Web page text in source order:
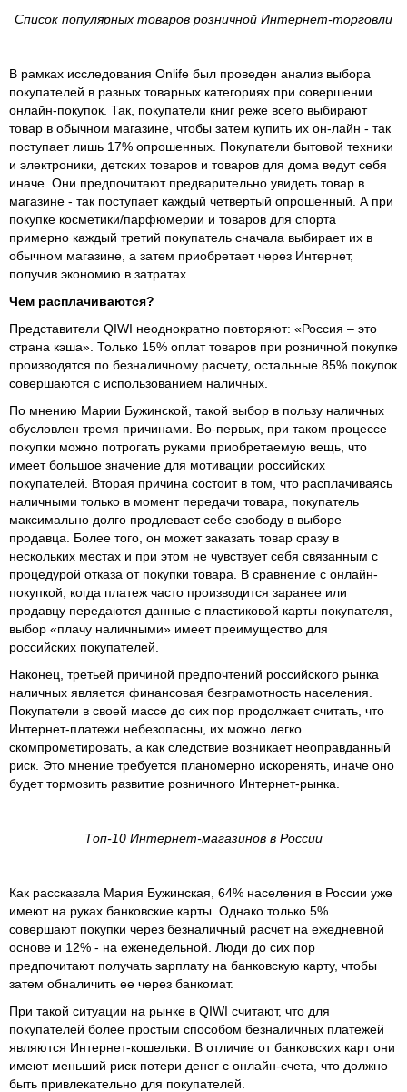
Список популярных товаров розничной Интернет-торговли
В рамках исследования Onlife был проведен анализ выбора
покупателей в разных товарных категориях при совершении
онлайн-покупок. Так, покупатели книг реже всего выбирают
товар в обычном магазине, чтобы затем купить их он-лайн - так
поступает лишь 17% опрошенных. Покупатели бытовой техники
и электроники, детских товаров и товаров для дома ведут себя
иначе. Они предпочитают предварительно увидеть товар в
магазине - так поступает каждый четвертый опрошенный. А при
покупке косметики/парфюмерии и товаров для спорта
примерно каждый третий покупатель сначала выбирает их в
обычном магазине, а затем приобретает через Интернет,
получив экономию в затратах.
Чем расплачиваются?
Представители QIWI неоднократно повторяют: «Россия – это
страна кэша». Только 15% оплат товаров при розничной покупке
производятся по безналичному расчету, остальные 85% покупок
совершаются с использованием наличных.
По мнению Марии Бужинской, такой выбор в пользу наличных
обусловлен тремя причинами. Во-первых, при таком процессе
покупки можно потрогать руками приобретаемую вещь, что
имеет большое значение для мотивации российских
покупателей. Вторая причина состоит в том, что расплачиваясь
наличными только в момент передачи товара, покупатель
максимально долго продлевает себе свободу в выборе
продавца. Более того, он может заказать товар сразу в
нескольких местах и при этом не чувствует себя связанным с
процедурой отказа от покупки товара. В сравнение с онлайн-
покупкой, когда платеж часто производится заранее или
продавцу передаются данные с пластиковой карты покупателя,
выбор «плачу наличными» имеет преимущество для
российских покупателей.
Наконец, третьей причиной предпочтений российского рынка
наличных является финансовая безграмотность населения.
Покупатели в своей массе до сих пор продолжает считать, что
Интернет-платежи небезопасны, их можно легко
скомпрометировать, а как следствие возникает неоправданный
риск. Это мнение требуется планомерно искоренять, иначе оно
будет тормозить развитие розничного Интернет-рынка.
Топ-10 Интернет-магазинов в России
Как рассказала Мария Бужинская, 64% населения в России уже
имеют на руках банковские карты. Однако только 5%
совершают покупки через безналичный расчет на ежедневной
основе и 12% - на еженедельной. Люди до сих пор
предпочитают получать зарплату на банковскую карту, чтобы
затем обналичить ее через банкомат.
При такой ситуации на рынке в QIWI считают, что для
покупателей более простым способом безналичных платежей
являются Интернет-кошельки. В отличие от банковских карт они
имеют меньший риск потери денег с онлайн-счета, что должно
быть привлекательно для покупателей.